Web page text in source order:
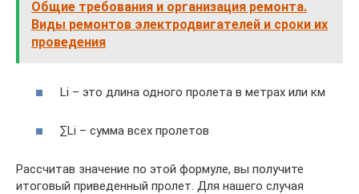
Общие требования и организация ремонта.
Виды ремонтов электродвигателей и сроки их
проведения
Li – это длина одного пролета в метрах или км
∑Li – сумма всех пролетов
Рассчитав значение по этой формуле, вы получите
итоговый приведенный пролет. Для нашего случая